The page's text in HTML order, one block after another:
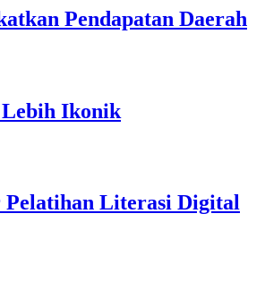
Pendapatan Daerah
Ikonik
Pelatihan Literasi Digital